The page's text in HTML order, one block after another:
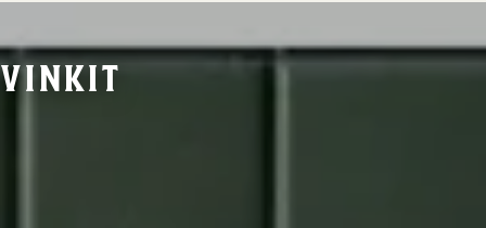
vinkit